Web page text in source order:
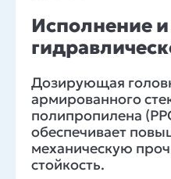
Исполнение
Дозирующая
армированного
полипропилена
обеспечивает
механическую
стойкость.